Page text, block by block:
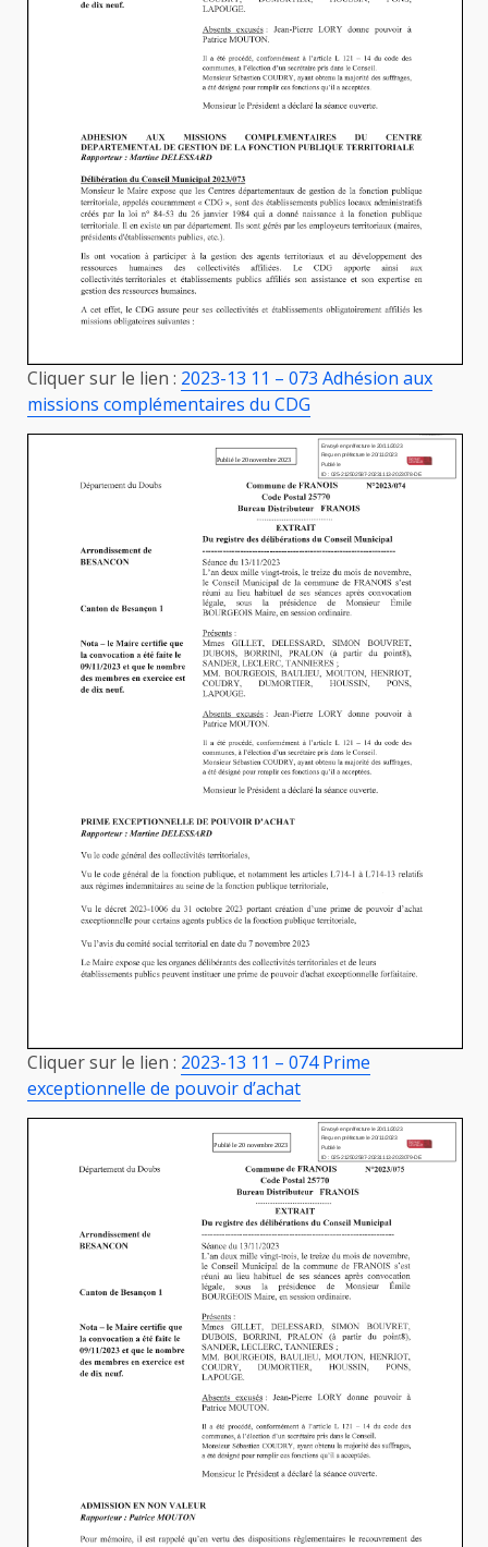
Cliquer sur le lien : 2023-13 11 – 073 Adhésion aux
missions complémentaires du CDG
Cliquer sur le lien : 2023-13 11 – 074 Prime
exceptionnelle de pouvoir d’achat